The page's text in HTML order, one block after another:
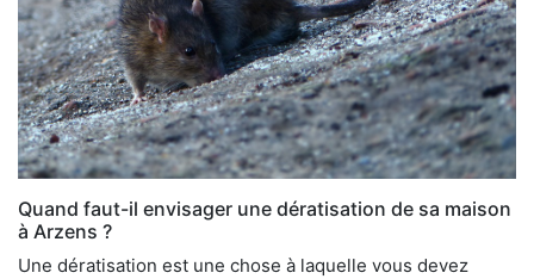
Quand faut-il envisager une dératisation de sa maison
à Arzens ?
Une dératisation est une chose à laquelle vous devez